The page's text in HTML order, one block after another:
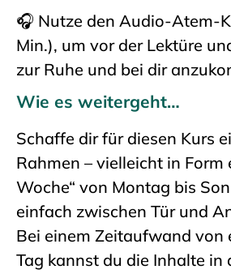
🎧 Nutze den Audio-Atem-
Min.),​ um vor der Lektüre
zur Ruhe und bei dir
Wie es weitergeht…
Schaffe dir für diesen Kurs
Rahmen – vielleicht in Form
Woche“ von Montag bis
einfach zwischen Tür und
Bei einem Zeitaufwand von
Tag kannst du die Inhalte in